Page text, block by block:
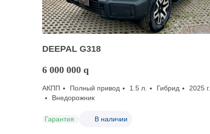
DEEPAL G318
6 000 000 q
АКПП Полный привод 1.5 л. Гибрид
2025
Внедорожник
Гарантия В наличии